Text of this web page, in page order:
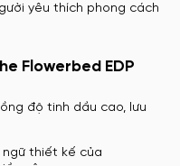
yêu thích phong cách
Flowerbed EDP
độ tinh dầu cao, lưu
ngữ thiết kế của